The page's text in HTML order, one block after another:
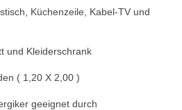
Küchenzeile, Kabel-TV und
und Kleiderschrank
( 1,20 X 2,00 )
geeignet durch